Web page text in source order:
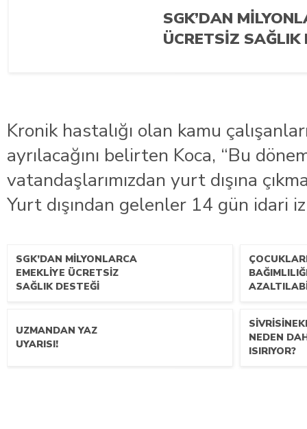
SGK’DAN
ÜCRETSIZ SAĞLIK
Kronik hastalığı olan kamu
ayrılacağını belirten Koca, “Bu
vatandaşlarımızdan yurt dışına
Yurt dışından gelenler 14 gün idari
SGK’DAN MILYONLARCA
EMEKLIYE ÜCRETSIZ
SAĞLIK DESTEĞI
UZMANDAN YAZ
UYARISI!
NEDEN
ISIRIYOR?